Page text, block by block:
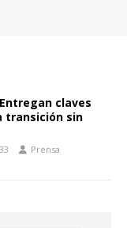
claves
transición sin
Prensa